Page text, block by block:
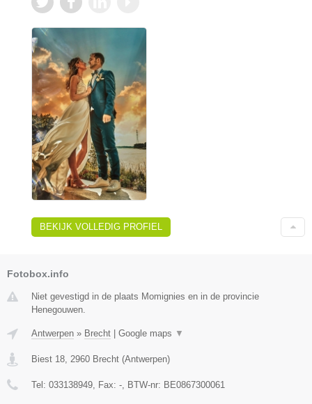
BEKIJK VOLLEDIG PROFIEL
Fotobox.info
Niet gevestigd in de plaats Momignies en in de provincie
Henegouwen.
Antwerpen » Brecht Google maps ▼
Biest 18 2960 Brecht (Antwerpen)
Tel: 033138949 , Fax: - , BTW-nr: BE0867300061